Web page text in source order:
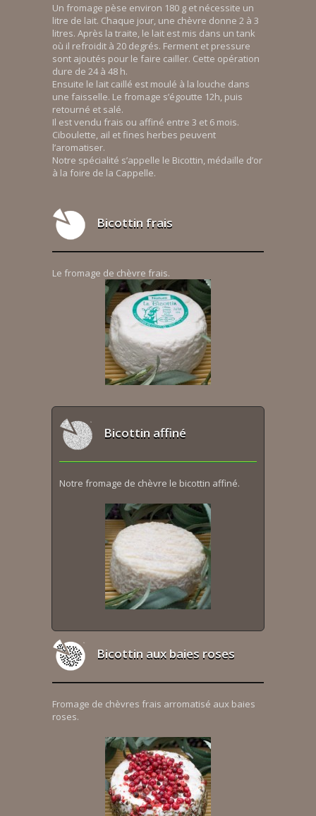
Un fromage pèse environ 180 g et nécessite un
litre de lait. Chaque jour, une chèvre donne 2 à 3
litres. Après la traite, le lait est mis dans un tank
où il refroidit à 20 degrés. Ferment et pressure
sont ajoutés pour le faire cailler. Cette opération
dure de 24 à 48 h.
Ensuite le lait caillé est moulé à la louche dans
une faisselle. Le fromage s’égoutte 12h, puis
retourné et salé.
Il est vendu frais ou affiné entre 3 et 6 mois.
Ciboulette, ail et fines herbes peuvent
l’aromatiser.
Notre spécialité s’appelle le Bicottin, médaille d’or
à la foire de la Cappelle.
Bicottin frais
Le fromage de chèvre frais.
Bicottin affiné
Notre fromage de chèvre le bicottin affiné.
Bicottin aux baies roses
Fromage de chèvres frais arromatisé aux baies
roses.